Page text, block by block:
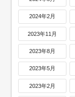
2024年2月
2023年11月
2023年8月
2023年5月
2023年2月